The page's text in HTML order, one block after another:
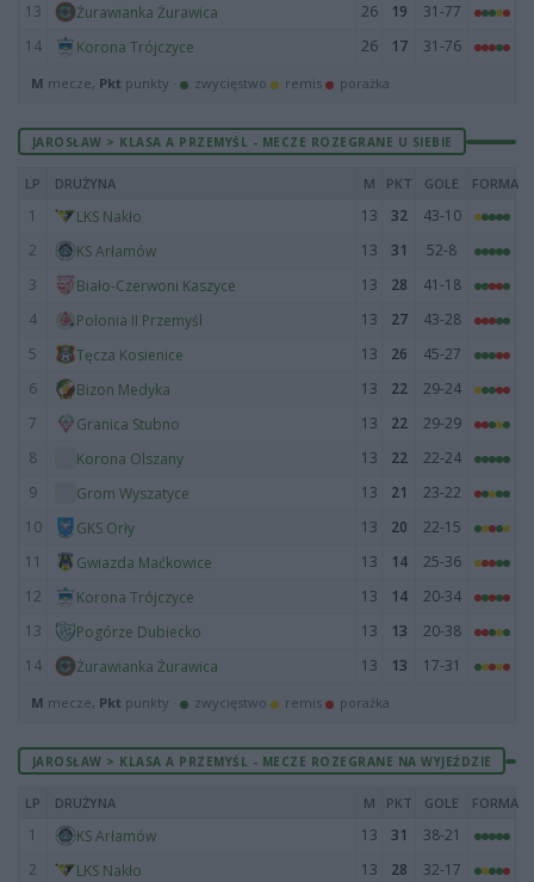
13
Żurawianka Żurawica 26 19
31-77
14
Korona Trójczyce 26 17 31-76
M mecze, Pkt punkty · zwycięstwo remis porażka
JAROSŁAW > KLASA A PRZEMYŚL - MECZE ROZEGRANE U SIEBIE
LP DRUŻYNA M PKT GOLE FORMA
1 LKS Nakło 13 32
43-10
2
KS Arłamów 13 31
52-8
3
Biało-Czerwoni Kaszyce 13 28
41-18
4
Polonia II Przemyśl 13 27
43-28
5
Tęcza Kosienice 13 26
45-27
6
Bizon Medyka 13 22
29-24
7
Granica Stubno 13 22
29-29
8
Korona Olszany 13 22
22-24
9
Grom Wyszatyce 13 21
23-22
10
GKS Orły 13 20
22-15
11
Gwiazda Maćkowice 13 14
25-36
12
Korona Trójczyce 13 14
20-34
13
Pogórze Dubiecko 13 13
20-38
14
Żurawianka Żurawica 13 13 17-31
M mecze, Pkt punkty · zwycięstwo remis porażka
JAROSŁAW > KLASA A PRZEMYŚL - MECZE ROZEGRANE NA WYJEŹDZIE
LP DRUŻYNA M PKT GOLE FORMA
1 KS Arłamów 13 31
38-21
2
LKS Nakło 13 28 32-17